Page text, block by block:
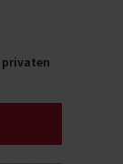
privaten